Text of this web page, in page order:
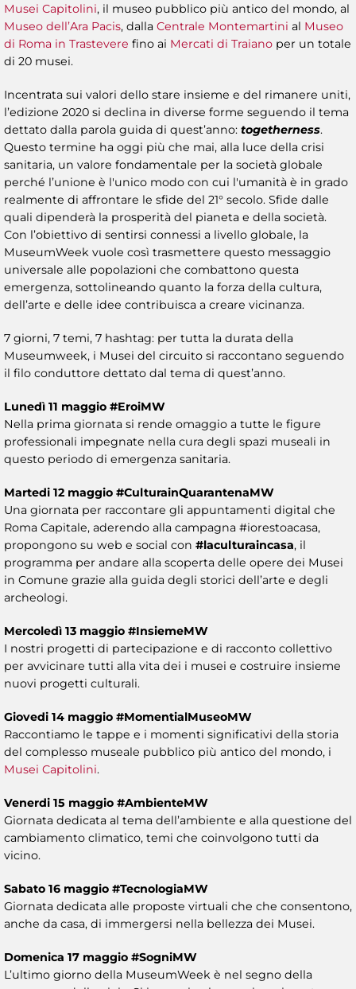
Musei Capitolini, il museo pubblico più antico del mondo, al
Museo dell’Ara Pacis, dalla Centrale Montemartini al Museo
di Roma in Trastevere fino ai Mercati di Traiano per un totale
di 20 musei.
Incentrata sui valori dello stare insieme e del rimanere uniti,
l’edizione 2020 si declina in diverse forme seguendo il tema
dettato dalla parola guida di quest’anno: togetherness.
Questo termine ha oggi più che mai, alla luce della crisi
sanitaria, un valore fondamentale per la società globale
perché l’unione è l'unico modo con cui l'umanità è in grado
realmente di affrontare le sfide del 21° secolo. Sfide dalle
quali dipenderà la prosperità del pianeta e della società.
Con l’obiettivo di sentirsi connessi a livello globale, la
MuseumWeek vuole così trasmettere questo messaggio
universale alle popolazioni che combattono questa
emergenza, sottolineando quanto la forza della cultura,
dell’arte e delle idee contribuisca a creare vicinanza.
7 giorni, 7 temi, 7 hashtag: per tutta la durata della
Museumweek, i Musei del circuito si raccontano seguendo
il filo conduttore dettato dal tema di quest’anno.
Lunedì 11 maggio #EroiMW
Nella prima giornata si rende omaggio a tutte le figure
professionali impegnate nella cura degli spazi museali in
questo periodo di emergenza sanitaria.
Martedi 12 maggio #CulturainQuarantenaMW
Una giornata per raccontare gli appuntamenti digital che
Roma Capitale, aderendo alla campagna #iorestoacasa,
propongono su web e social con #laculturaincasa, il
programma per andare alla scoperta delle opere dei Musei
in Comune grazie alla guida degli storici dell’arte e degli
archeologi.
Mercoledì 13 maggio #InsiemeMW
I nostri progetti di partecipazione e di racconto collettivo
per avvicinare tutti alla vita dei i musei e costruire insieme
nuovi progetti culturali.
Giovedi 14 maggio #MomentialMuseoMW
Raccontiamo le tappe e i momenti significativi della storia
del complesso museale pubblico più antico del mondo, i
Musei Capitolini.
Venerdi 15 maggio #AmbienteMW
Giornata dedicata al tema dell’ambiente e alla questione del
cambiamento climatico, temi che coinvolgono tutti da
vicino.
Sabato 16 maggio #TecnologiaMW
Giornata dedicata alle proposte virtuali che che consentono,
anche da casa, di immergersi nella bellezza dei Musei.
Domenica 17 maggio #SogniMW
L’ultimo giorno della MuseumWeek è nel segno della